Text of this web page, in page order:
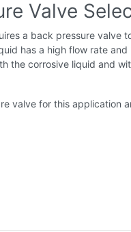
Valve
a back pressure valve
has a high flow rate and
the corrosive liquid and
valve for this application